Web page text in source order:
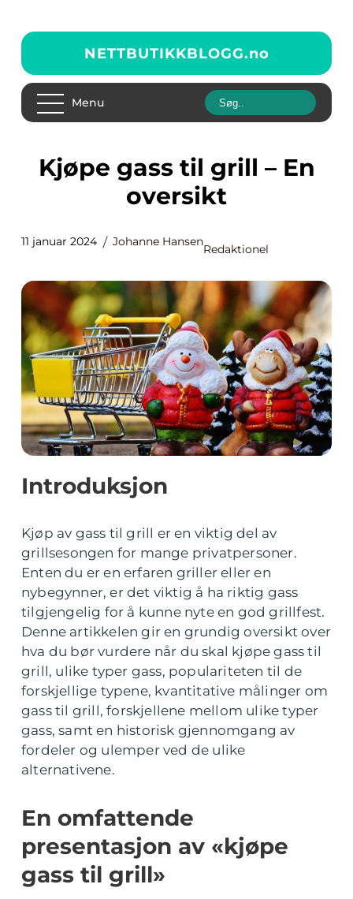
NETTBUTIKKBLOGG.no
Menu
Kjøpe gass til grill – En
oversikt
11 januar 2024 Johanne Hansen
Redaktionel
Introduksjon
Kjøp av gass til grill er en viktig del av
grillsesongen for mange privatpersoner.
Enten du er en erfaren griller eller en
nybegynner, er det viktig å ha riktig gass
tilgjengelig for å kunne nyte en god grillfest.
Denne artikkelen gir en grundig oversikt over
hva du bør vurdere når du skal kjøpe gass til
grill, ulike typer gass, populariteten til de
forskjellige typene, kvantitative målinger om
gass til grill, forskjellene mellom ulike typer
gass, samt en historisk gjennomgang av
fordeler og ulemper ved de ulike
alternativene.
En omfattende
presentasjon av «kjøpe
gass til grill»